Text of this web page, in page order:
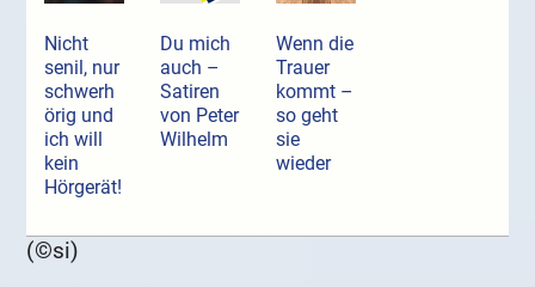
Nicht
senil, nur
schwerh
örig und
ich will
kein
Hörgerät!
Du mich
auch –
Satiren
von Peter
Wilhelm
Wenn die
Trauer
kommt –
so geht
sie
wieder
(©si)